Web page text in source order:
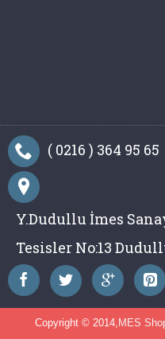
( 0216 ) 364 95 65
Y.Dudullu İmes
Tesisler No:13
Copyright © 2014, MES